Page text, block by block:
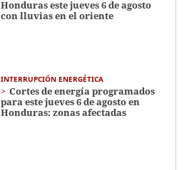
Honduras este jueves 6 de agosto
con lluvias en el oriente
INTERRUPCIÓN ENERGÉTICA
Cortes de energía programados
para este jueves 6 de agosto en
Honduras: zonas afectadas